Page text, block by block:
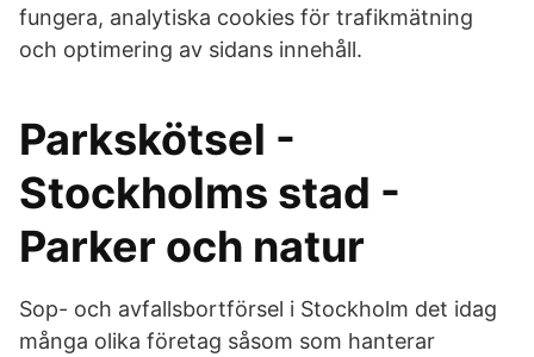
fungera, analytiska cookies för trafikmätning
och optimering av sidans innehåll.
Parkskötsel -
Stockholms stad -
Parker och natur
Sop- och avfallsbortförsel i Stockholm det idag
många olika företag såsom som hanterar